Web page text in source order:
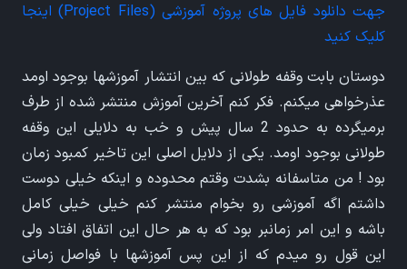
جهت دانلود فایل های پروژه آموزشی (Project Files) اینجا
کلیک کنید
دوستان بابت وقفه طولانی که بین انتشار آموزشها بوجود اومد
عذرخواهی میکنم. فکر کنم آخرین آموزش منتشر شده از طرف
برمیگرده به حدود 2 سال پیش و خب به دلایلی این وقفه
طولانی بوجود اومد. یکی از دلایل اصلی این تاخیر کمبود زمان
بود ! من متاسفانه بشدت وقتم محدوده و اینکه خیلی دوست
داشتم اگه آموزشی رو بخوام منتشر کنم خیلی خیلی کامل
باشه و این امر زمانبر بود که به هر حال این اتفاق افتاد ولی
این قول رو میدم که از این پس آموزشها با فواصل زمانی